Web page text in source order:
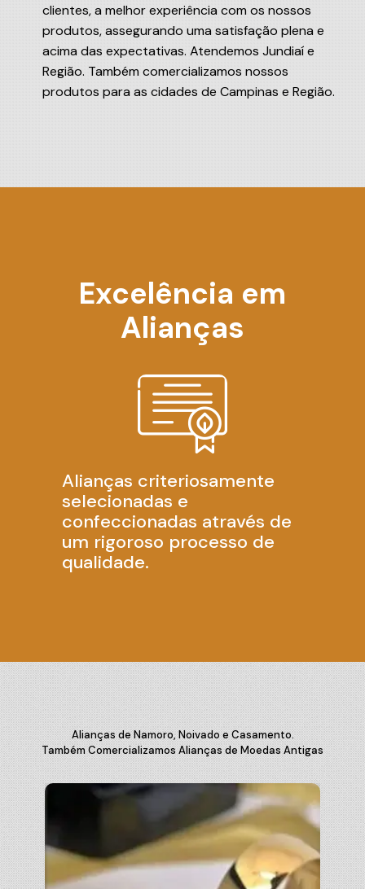
clientes, a melhor experiência com os nossos
produtos, assegurando uma satisfação plena e
acima das expectativas. Atendemos Jundiaí e
Região. Também comercializamos nossos
produtos para as cidades de Campinas e Região.
Excelência em
Alianças
Alianças criteriosamente
selecionadas e
confeccionadas através de
um rigoroso processo de
qualidade.
Alianças de Namoro, Noivado e Casamento.
Também Comercializamos Alianças de Moedas Antigas